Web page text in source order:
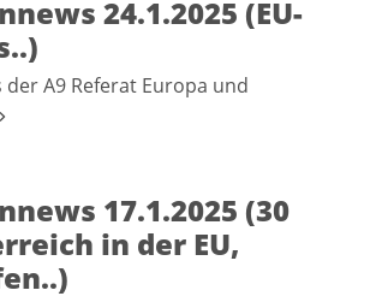
24.1.2025 (EU-
der A9 Referat Europa und
17.1.2025 (30
in der EU,